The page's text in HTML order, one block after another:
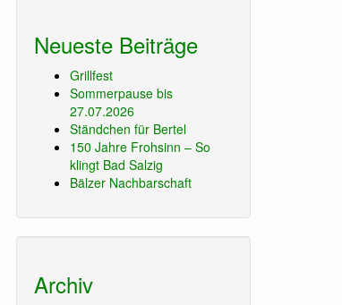
Neueste Beiträge
Grillfest
Sommerpause bis
27.07.2026
Ständchen für Bertel
150 Jahre Frohsinn – So
klingt Bad Salzig
Bälzer Nachbarschaft
Archiv